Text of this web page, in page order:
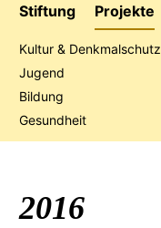
Stiftung
Jubiläumsaktion
Projekte
Kultur & Denkmalschutz
Jugend
Bildung
Gesundheit
2016